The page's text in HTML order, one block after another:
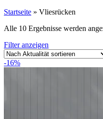
Startseite » Vliesrücken
Alle 10 Ergebnisse werden
Filter anzeigen
-16%